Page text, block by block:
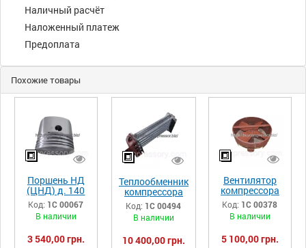
Наличный расчёт
Наложенный платеж
Предоплата
Похожие товары
Поршень НД
(ЦНД) д. 140
компрессора
ПК, ПКС, ПКСД
32.03.00.01-
Код: 1С 00067
В наличии
3 540,00 грн.
Теплообменник
компрессора
ПК, ПКС, ПКСД
32.19.00.00-
005сб
Код: 1С 00494
В наличии
10 400,00 грн.
Вентилятор
компрессора
ПК, ПКС, ПКСД
33.05.00.00-
027сб
Код: 1С 00378
В наличии
5 100,00 грн.